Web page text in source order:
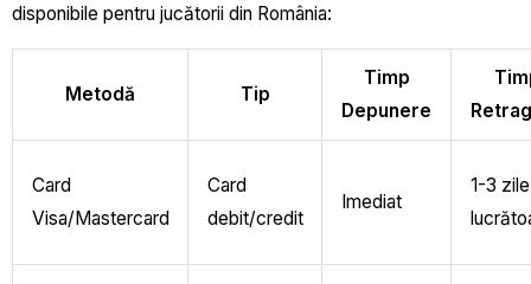
disponibile pentru jucătorii din România:
Metodă Tip
Timp
Depunere
Card
Visa/Mastercard
Card
debit/credit
Imediat
1-3 zile